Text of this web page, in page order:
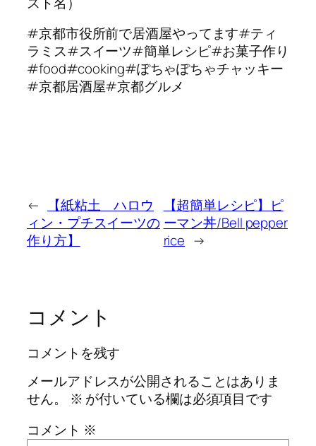
#京都市役所前で居酒屋やってます#ティ
ラミス#スイーツ#簡単レシピ#お菓子作り
#food#cooking#ぽちゃぽちゃチャッキー
#京都居酒屋#京都グルメ
←
【紙粘土 ハロウ
ィン・プチスイーツの
作り方】
【超簡単レシピ】ピ
ーマン丼/Bell pepper
rice →
コメント
コメントを残す
メールアドレスが公開されることはありま
せん。
※ が付いている欄は必須項目です
コメント ※